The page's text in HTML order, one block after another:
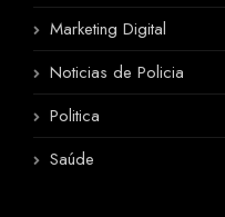
Marketing Digital
Noticias de Policia
Politica
Saúde